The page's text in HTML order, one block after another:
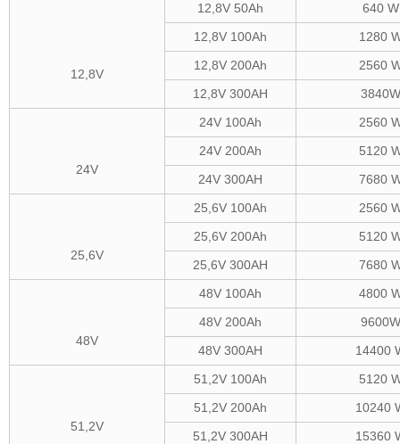
12,8V
12,8V 50Ah
640
12,8V 100Ah
1280
12,8V 200Ah
2560
12,8V 300AH
24V
24V 100Ah
2560
24V 200Ah
5120
24V 300AH
7680
25,6V
25,6V 100Ah
2560
25,6V 200Ah
5120
25,6V 300AH
7680
48V
48V 100Ah
4800
48V 200Ah
48V 300AH
14400
51,2V
51,2V 100Ah
5120
51,2V 200Ah
10240
51,2V 300AH
15360